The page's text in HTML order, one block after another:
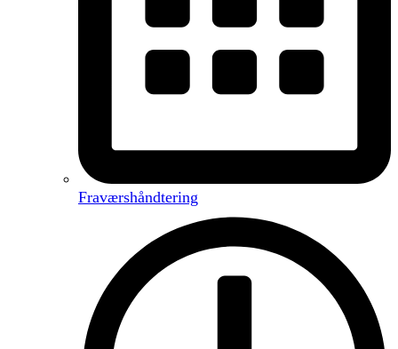
Fraværshåndtering